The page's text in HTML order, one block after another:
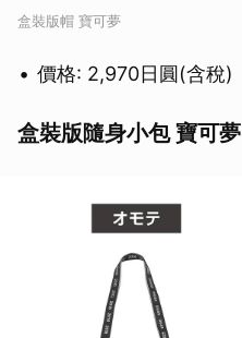
盒裝版帽 寶可夢
價格: 2,970日圓(含稅)
盒裝版隨身小包 寶可夢